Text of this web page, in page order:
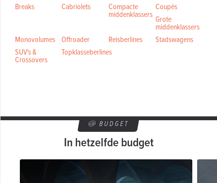
Breaks Cabriolets Compacte
middenklassers
Coupés
Grote
middenklassers
Monovolumes
Offroader Reisberlines
Stadswagens
SUV's &
Crossovers
Topklasseberlines
BUDGET
In hetzelfde budget